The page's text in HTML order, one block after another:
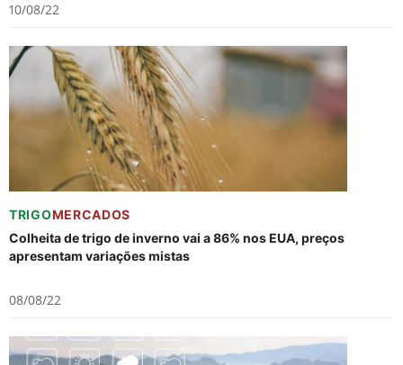
10/08/22
TRIGOMERCADOS
Colheita de trigo de inverno vai a 86% nos EUA, preços
apresentam variações mistas
08/08/22